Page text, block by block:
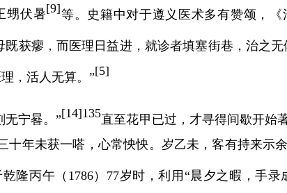
甥伏暑[9]等。史籍中对于遵义医术多有赞颂，《
既获瘳，而医理日益进，就诊者填塞街巷，治之无
，活人无算。”[5]
无宁晷。”[14]135直至花甲已过，才寻得间歇开始
年未获一嗒，心常怏怏。岁乙未，客有持来
隆丙午（ 1786） 77岁时，利用“晨夕之暇，手录